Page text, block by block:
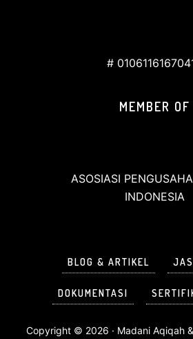
#
MEMBER OF
ASOSIASI
INDONESIA
BLOG & ARTIKEL
DOKUMENTASI
Copyright © 2026 · Madani Aqiqah